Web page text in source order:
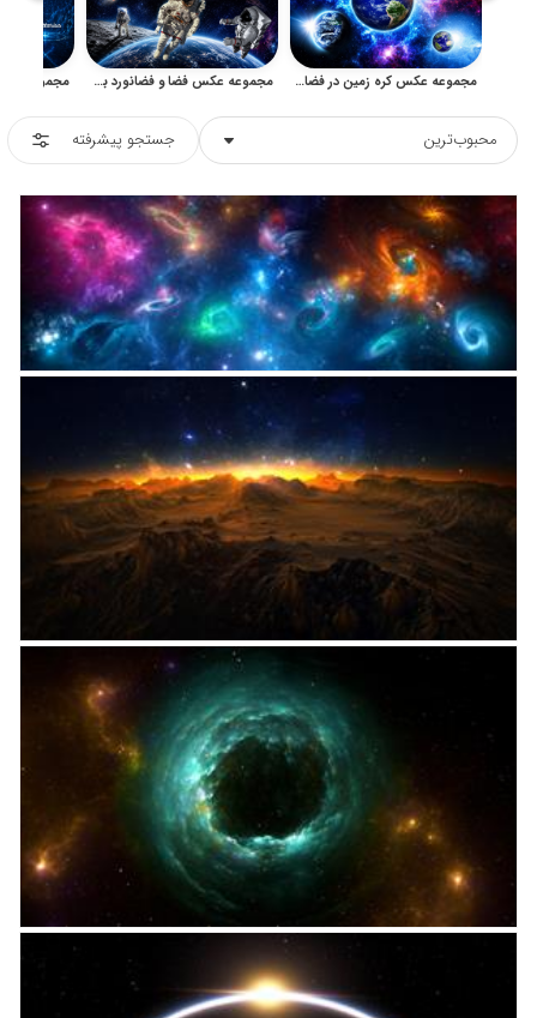
مجموعه عکس کره زمین در فضا و کهکشان با کیفیت بالا مجموعه عکس فضا و فضانورد برای طراحی علمی و دکوراتیو
محبوب‌ترین جستجو پیشرفته